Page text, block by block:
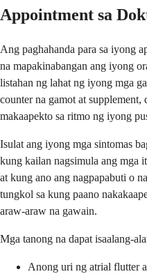
Appointment sa
Ang paghahanda para sa iyong
na mapakinabangan ang iyong
listahan ng lahat ng iyong mga
counter na gamot at
makaapekto sa ritmo ng iyong
Isulat ang iyong mga sintomas
kung kailan nagsimula ang mga
at kung ano ang nagpapabuti o
tungkol sa kung paano
araw-araw na gawain.
Mga tanong na dapat isaalang-
Anong uri ng atrial flutter